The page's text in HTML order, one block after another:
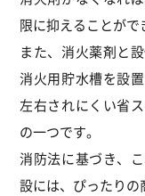
限に抑えることがで
また、消火薬剤と
消火用貯水槽を設
左右されにくい省
の一つです。
消防法に基づき、
設には、ぴったりの